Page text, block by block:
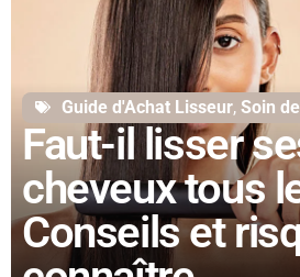
Guide d'Achat Lisseur, Soin
Faut-il lisser
cheveux tous
Conseils et